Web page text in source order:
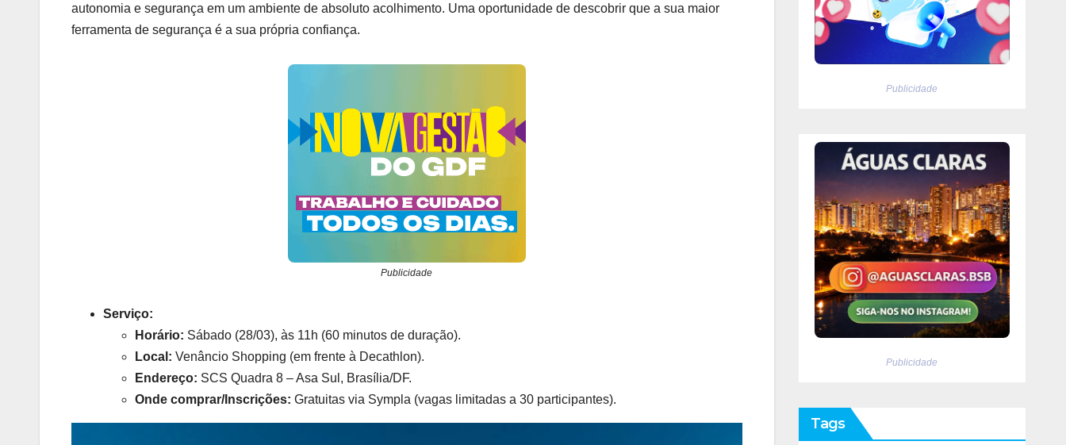
autonomia e segurança em um ambiente de absoluto acolhimento. Uma oportunidade de descobrir que a sua maior
ferramenta de segurança é a sua própria confiança.
Publicidade
Serviço:
Horário: Sábado (28/03), às 11h (60 minutos de duração).
Local: Venâncio Shopping (em frente à Decathlon).
Endereço: SCS Quadra 8 – Asa Sul, Brasília/DF.
Onde comprar/Inscrições: Gratuitas via Sympla (vagas limitadas a 30 participantes).
Publicidade
Publicidade
Tags